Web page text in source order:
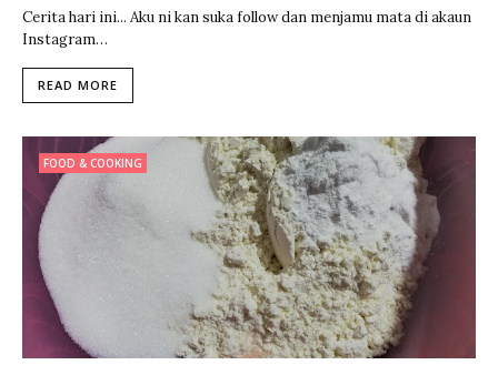
Cerita hari ini... Aku ni kan suka follow dan menjamu mata di akaun
Instagram…
READ MORE
FOOD & COOKING